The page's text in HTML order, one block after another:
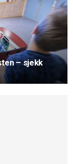
– sjekk